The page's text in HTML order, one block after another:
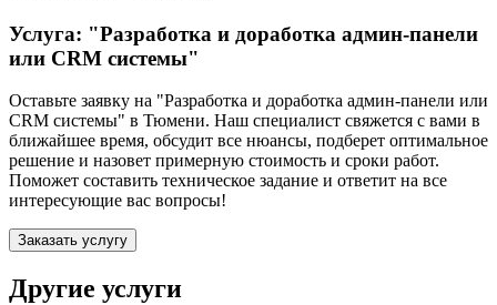
Услуга: "Разработка и доработка админ-панели
или CRM системы"
Оставьте заявку на "Разработка и доработка админ-панели или
CRM системы" в Тюмени. Наш специалист свяжется с вами в
ближайшее время, обсудит все нюансы, подберет оптимальное
решение и назовет примерную стоимость и сроки работ.
Поможет составить техническое задание и ответит на все
интересующие вас вопросы!
Заказать услугу
Другие услуги